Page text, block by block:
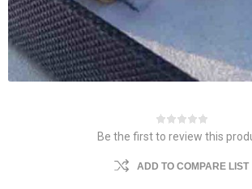
Be the first to review this
ADD TO COMPARE LIST